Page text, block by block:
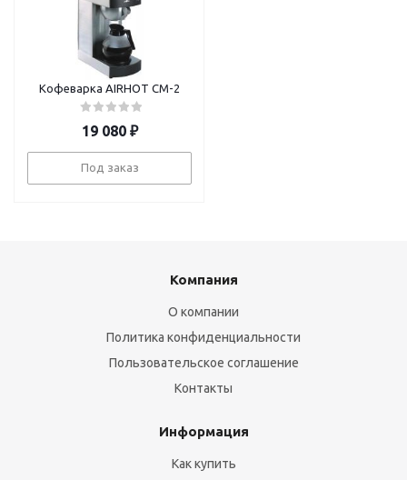
Кофеварка AIRHOT CM-2
19 080₽
Под заказ
Компания
О компании
Политика конфиденциальности
Пользовательское соглашение
Контакты
Информация
Как купить